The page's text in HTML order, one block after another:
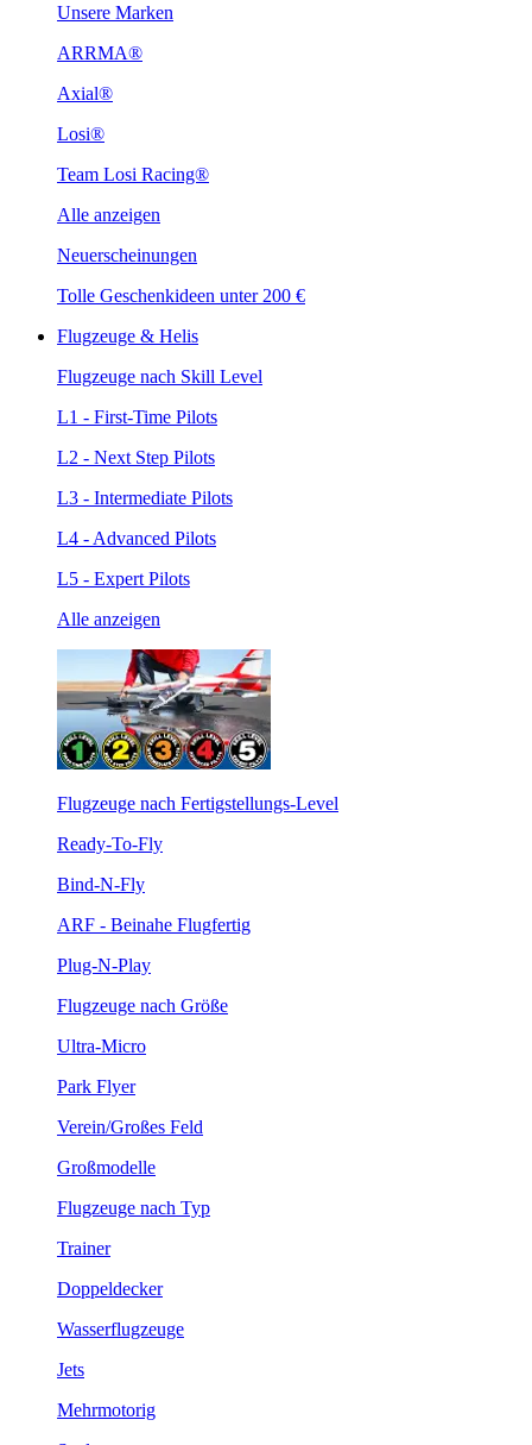
Unsere Marken
ARRMA®
Axial®
Losi®
Team Losi Racing®
Alle anzeigen
Neuerscheinungen
Tolle Geschenkideen unter 200 €
Flugzeuge & Helis
Flugzeuge nach Skill Level
L1 - First-Time Pilots
L2 - Next Step Pilots
L3 - Intermediate Pilots
L4 - Advanced Pilots
L5 - Expert Pilots
Alle anzeigen
Flugzeuge nach Fertigstellungs-Level
Ready-To-Fly
Bind-N-Fly
ARF - Beinahe Flugfertig
Plug-N-Play
Flugzeuge nach Größe
Ultra-Micro
Park Flyer
Verein/Großes Feld
Großmodelle
Flugzeuge nach Typ
Trainer
Doppeldecker
Wasserflugzeuge
Jets
Mehrmotorig